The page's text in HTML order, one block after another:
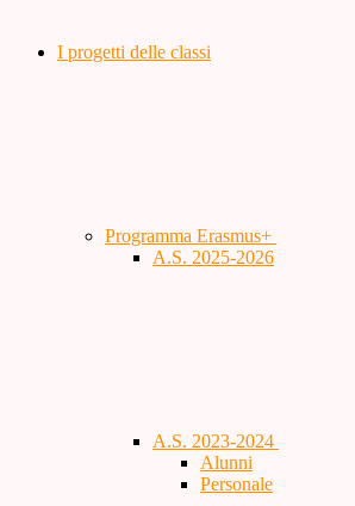
I progetti delle classi
Programma Erasmus+
A.S. 2025-2026
A.S. 2023-2024
Alunni
Personale